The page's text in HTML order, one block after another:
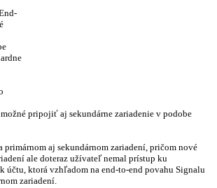
pripojiť aj sekundárne zariadenie v podobe
aj sekundárnom zariadení, pričom nové
ale doteraz užívateľ nemal prístup ku
účtu, ktorá vzhľadom na end-to-end povahu Signalu
zariadení.